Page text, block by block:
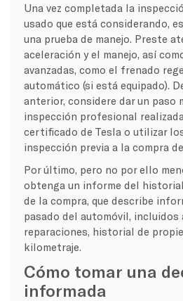
Una vez completada la
usado que está considerando,
una prueba de manejo. Preste
aceleración y el manejo, así
avanzadas, como el frenado
automático (si está equipado).
anterior, considere dar un paso
inspección profesional
certificado de Tesla o utilizar
inspección previa a la compra
Por último, pero no por ello
obtenga un informe del
de la compra, que describe
pasado del automóvil, incluidos
reparaciones, historial de
kilometraje.
Cómo tomar una
informada